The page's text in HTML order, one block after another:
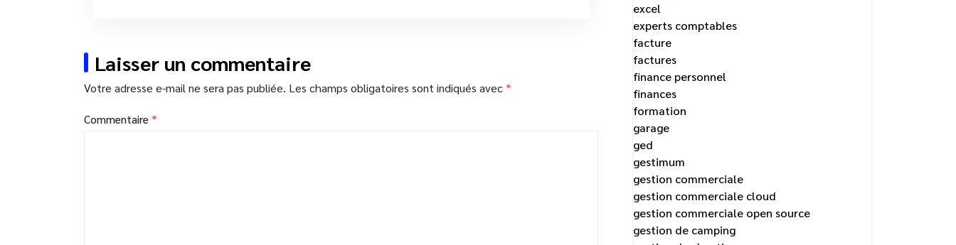
Laisser un commentaire
Votre adresse e-mail ne sera pas publiée. Les champs obligatoires sont indiqués avec *
Commentaire *
excel
experts comptables
facture
factures
finance personnel
finances
formation
garage
ged
gestimum
gestion commerciale
gestion commerciale cloud
gestion commerciale open source
gestion de camping